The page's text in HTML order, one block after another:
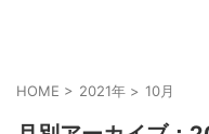
HOME > 2021年 > 10月